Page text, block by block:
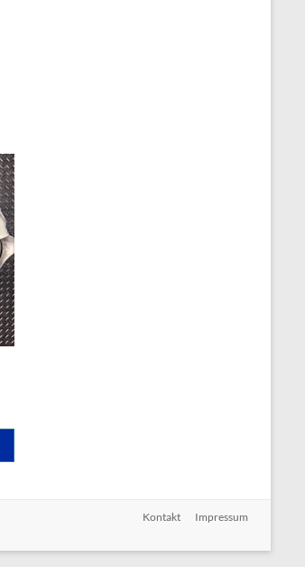
Kontakt Impressum